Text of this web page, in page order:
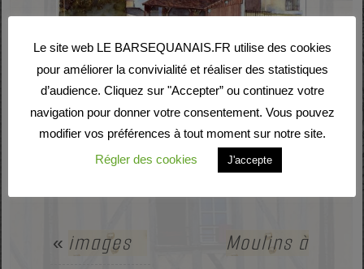
« images
Moulins à
Le site web LE BARSEQUANAIS.FR utilise des cookies
pour améliorer la convivialité et réaliser des statistiques
d’audience. Cliquez sur "Accepter” ou continuez votre
navigation pour donner votre consentement. Vous pouvez
modifier vos préférences à tout moment sur notre site.
Régler des cookies
J'accepte